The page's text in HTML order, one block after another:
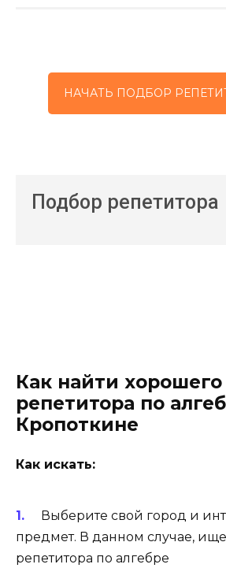
НАЧАТЬ ПОДБОР
Подбор репетитора
Как найти хорошего
репетитора по
Кропоткине
Как искать:
Выберите свой город и
предмет. В данном случае,
репетитора по алгебре